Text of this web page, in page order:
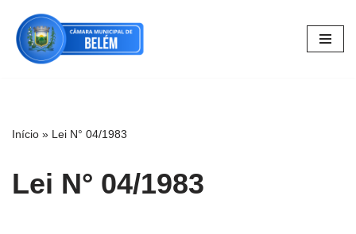
Pular
para
Início » Lei N° 04/1983
Lei N° 04/1983